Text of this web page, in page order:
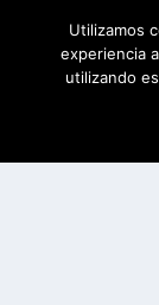
Utilizamos
experiencia
utilizando